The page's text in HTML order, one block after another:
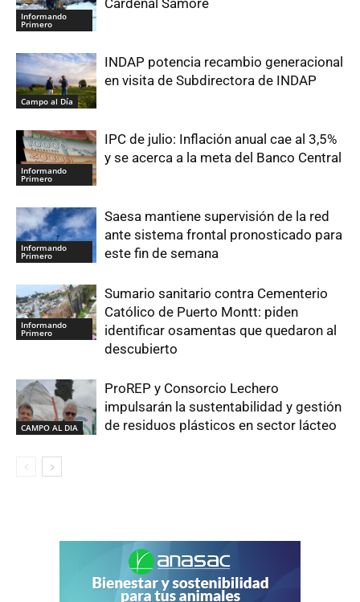
Informando
Primero
Cardenal Samoré
Campo al Día
INDAP potencia recambio generacional
en visita de Subdirectora de INDAP
Informando
Primero
IPC de julio: Inflación anual cae al 3,5%
y se acerca a la meta del Banco Central
Informando
Primero
Saesa mantiene supervisión de la red
ante sistema frontal pronosticado para
este fin de semana
Informando
Primero
Sumario sanitario contra Cementerio
Católico de Puerto Montt: piden
identificar osamentas que quedaron al
descubierto
CAMPO AL DIA
ProREP y Consorcio Lechero
impulsarán la sustentabilidad y gestión
de residuos plásticos en sector lácteo